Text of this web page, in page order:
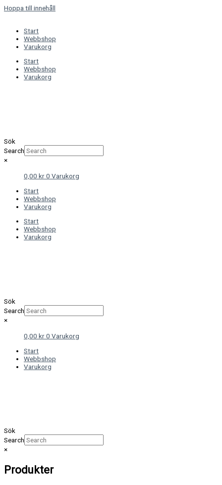
Hoppa till innehåll
Start
Webbshop
Varukorg
Start
Webbshop
Varukorg
Sök
Search
×
0,00 kr0 Varukorg
Start
Webbshop
Varukorg
Start
Webbshop
Varukorg
Sök
Search
×
0,00 kr0 Varukorg
Start
Webbshop
Varukorg
Sök
Search
×
Produkter